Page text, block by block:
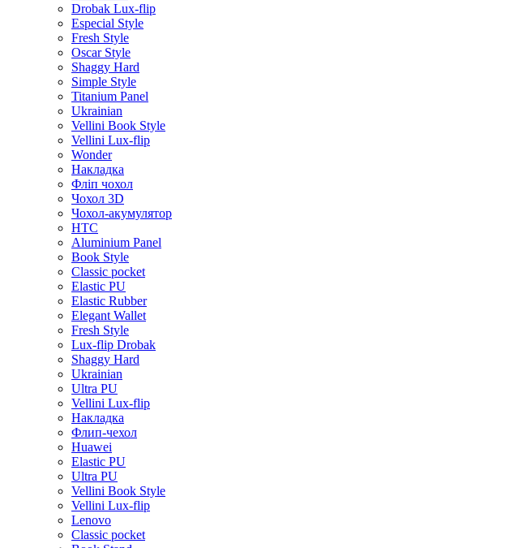
Drobak Lux-flip
Especial Style
Fresh Style
Oscar Style
Shaggy Hard
Simple Style
Titanium Panel
Ukrainian
Vellini Book Style
Vellini Lux-flip
Wonder
Накладка
Фліп чохол
Чохол 3D
Чохол-акумулятор
HTC
Aluminium Panel
Book Style
Classic pocket
Elastic PU
Elastic Rubber
Elegant Wallet
Fresh Style
Lux-flip Drobak
Shaggy Hard
Ukrainian
Ultra PU
Vellini Lux-flip
Накладка
Флип-чехол
Huawei
Elastic PU
Ultra PU
Vellini Book Style
Vellini Lux-flip
Lenovo
Classic pocket